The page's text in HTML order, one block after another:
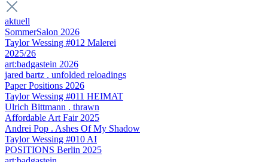
aktuell
SommerSalon 2026
Taylor Wessing #012 Malerei
2025/26
art:badgastein 2026
jared bartz . unfolded reloadings
Paper Positions 2026
Taylor Wessing #011 HEIMAT
Ulrich Bittmann . thrawn
Affordable Art Fair 2025
Andrei Pop . Ashes Of My Shadow
Taylor Wessing #010 AI
POSITIONS Berlin 2025